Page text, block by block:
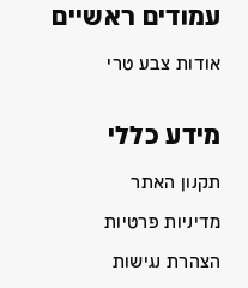
עמודים ראשיים
אודות צבע טרי
מידע כללי
תקנון האתר
מדיניות פרטיות
הצהרת נגישות